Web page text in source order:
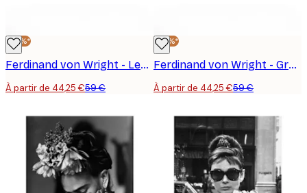
-25%*
Ferdinand von Wright - Les Grands Tétras Combattants Toile
À partir de 44,25 €59 €
-25%*
Ferdinand von Wright - Grand Tétras en Parade Toile
À partir de 44,25 €59 €